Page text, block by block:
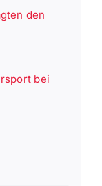
den
bei